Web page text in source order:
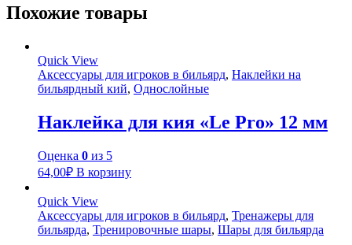
Похожие товары
Quick View
Аксессуары для игроков в бильярд, Наклейки на
бильярдный кий, Однослойные
Наклейка для кия «Le Pro» 12 мм
Оценка 0 из 5
64,00₽ В корзину
Quick View
Аксессуары для игроков в бильярд, Тренажеры для
бильярда, Тренировочные шары, Шары для бильярда